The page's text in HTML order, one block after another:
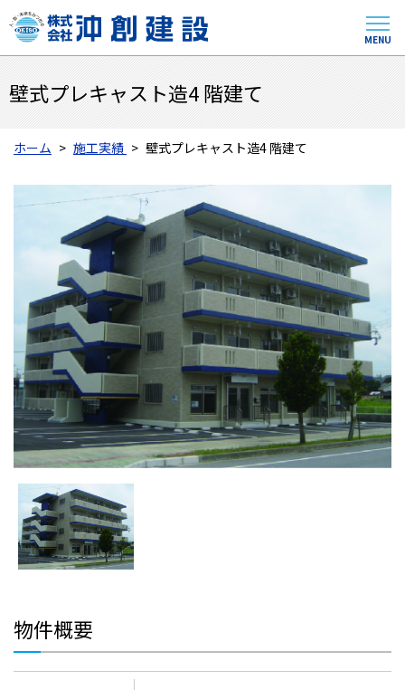
MENU
壁式プレキャスト造4 階建て
ホーム 施工実績 壁式プレキャスト造4 階建て
物件概要